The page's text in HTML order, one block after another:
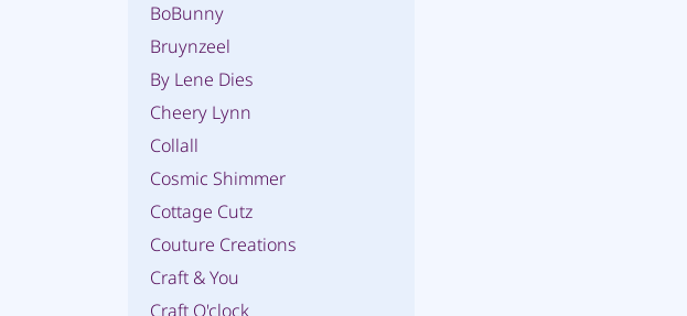
BoBunny
Bruynzeel
By Lene Dies
Cheery Lynn
Collall
Cosmic Shimmer
Cottage Cutz
Couture Creations
Craft & You
Craft O'clock